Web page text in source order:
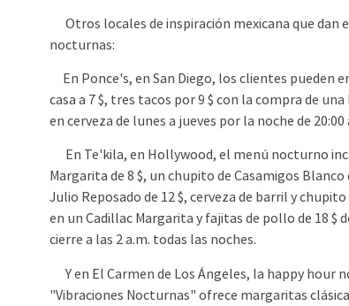
Otros locales de inspiración mexicana que dan
nocturnas:
En Ponce's, en San Diego, los clientes pueden
casa a 7 $, tres tacos por 9 $ con la compra de una
en cerveza de lunes a jueves por la noche de 20:00
En Te'kila, en Hollywood, el menú nocturno
Margarita de 8 $, un chupito de Casamigos Blanco
Julio Reposado de 12 $, cerveza de barril y chupito
en un Cadillac Margarita y fajitas de pollo de 18 $
cierre a las 2 a.m. todas las noches.
Y en El Carmen de Los Ángeles, la happy hour
"Vibraciones Nocturnas" ofrece margaritas